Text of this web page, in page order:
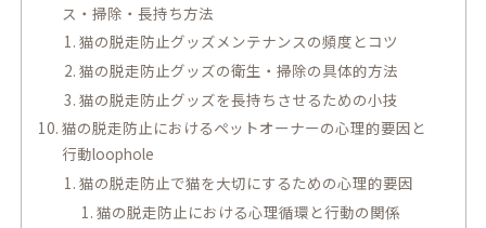
ス・掃除・長持ち方法
猫の脱走防止グッズメンテナンスの頻度とコツ
猫の脱走防止グッズの衛生・掃除の具体的方法
猫の脱走防止グッズを長持ちさせるための小技
猫の脱走防止におけるペットオーナーの心理的要因と
行動loophole
猫の脱走防止で猫を大切にするための心理的要因
猫の脱走防止における心理循環と行動の関係